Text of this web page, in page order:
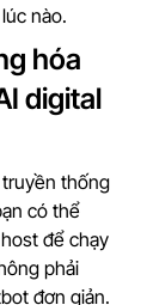
nào.
hóa
digital
thống
có thể
để chạy
phải
đơn giản.